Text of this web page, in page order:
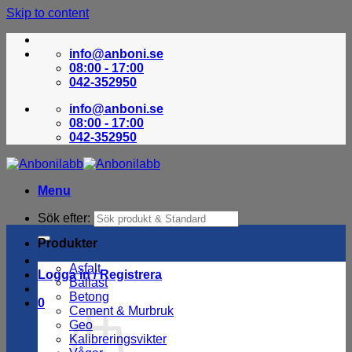
Skip to content
info@anboni.se
08:00 - 17:00
042-352950
info@anboni.se
08:00 - 17:00
042-352950
Menu
Sök efter:
Logga in / Registrera
0
Produkter
Asfalt
Ballast
Betong
Cement & Murbruk
Geo
Kalibreringsvikter